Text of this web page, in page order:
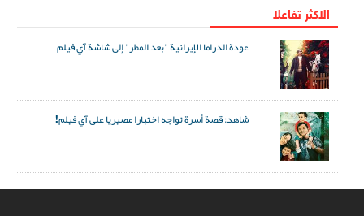
الاکثر تفاعلا
عودة الدراما الإيرانية "بعد المطر" إلى شاشة آي فيلم
شاهد: قصة أسرة تواجه اختبارا مصيريا على آي فيلم!